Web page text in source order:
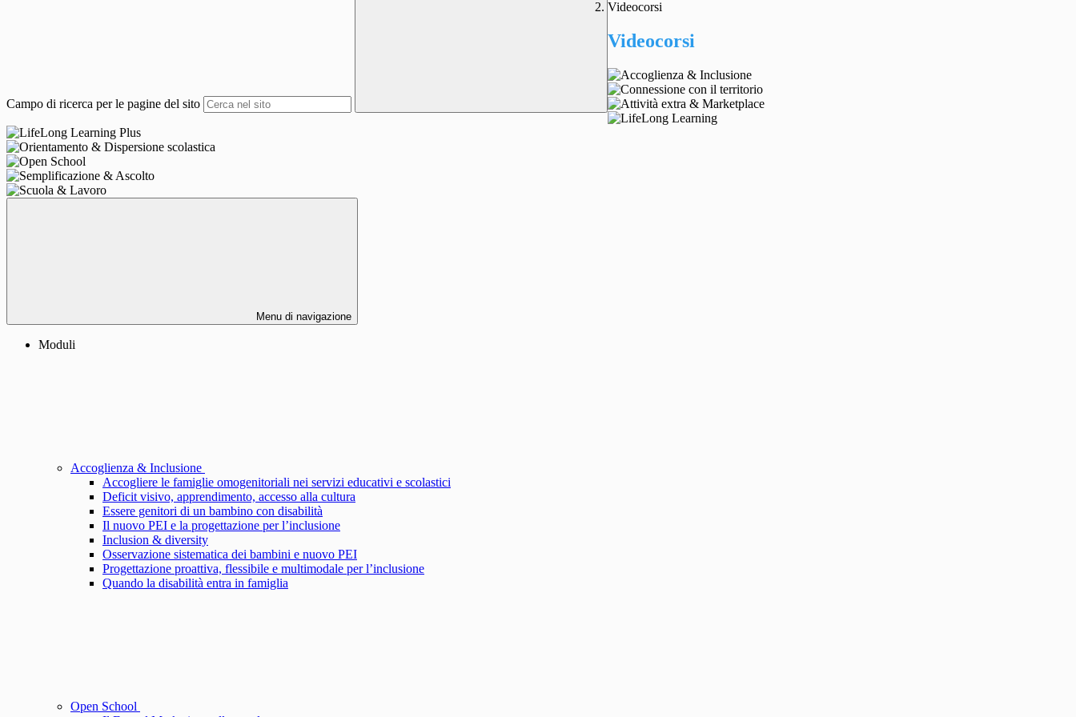
Campo di ricerca per le pagine del sito
Videocorsi
Videocorsi
Menu di navigazione
Moduli
Accoglienza & Inclusione
Accogliere le famiglie omogenitoriali nei servizi educativi e scolastici
Deficit visivo, apprendimento, accesso alla cultura
Essere genitori di un bambino con disabilità
Il nuovo PEI e la progettazione per l’inclusione
Inclusion & diversity
Osservazione sistematica dei bambini e nuovo PEI
Progettazione proattiva, flessibile e multimodale per l’inclusione
Quando la disabilità entra in famiglia
Open School